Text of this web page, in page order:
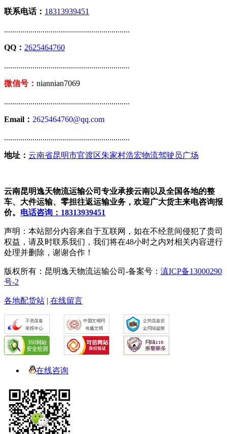
联系电话： 18313939451
..............................................................
QQ： 2625464760
..............................................................
微信号： niannian7069
..............................................................
Email： 2625464760@qq.com
..............................................................
地址： 云南省昆明市官渡区朱家村浩宏物流驾驶员广场
云南昆明逸天物流运输公司专业承接云南以及全国各地的整
车、大件运输、零担往返运输业务，欢迎广大货主来电咨询报
价。 电话咨询：18313939451
声明：本站部分内容来自于互联网，如在不经意间侵犯了贵司
权益，请及时联系我们，我们将在48小时之内对相关内容进行
处理并删除，谢谢合作！
版权所有：昆明逸天物流运输公司-备案号： 滇ICP备13000290
号-2
各地配货站 | 在线留言
在线咨询